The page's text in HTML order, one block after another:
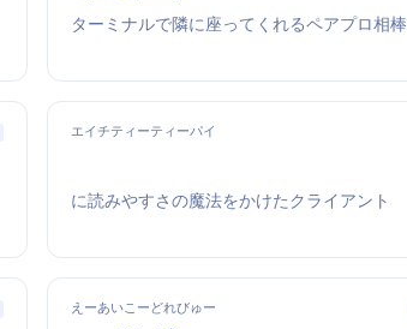
ターミナルで隣に座ってくれるAIペアプロ相棒
エイチティーティーパイ
curlに読みやすさの魔法をかけたHTTPクライアント
えーあいこーどれびゅー